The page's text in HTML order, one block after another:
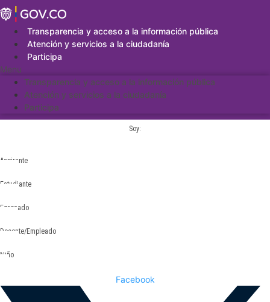
Saltar
al
contenidoTransparencia y acceso a la información pública
Atención y servicios a la ciudadanía
Participa
Menu
Transparencia y acceso a la información pública
Atención y servicios a la ciudadanía
Participa
Soy:
Aspirante
Estudiante
Egresado
Docente/Empleado
Niño
Facebook